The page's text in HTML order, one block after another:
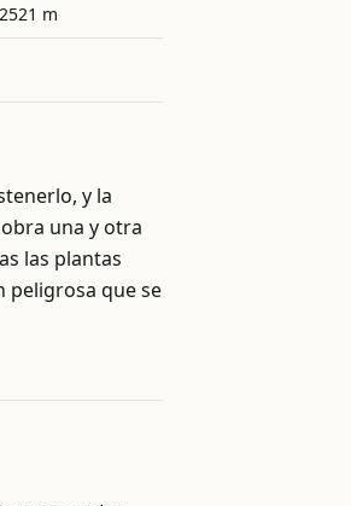
2521 m
y la
una y otra
las plantas
peligrosa que se